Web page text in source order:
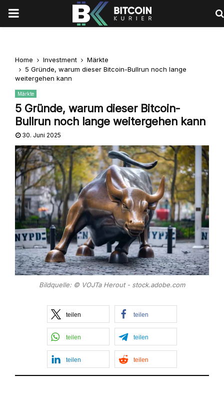
PRIMARY
Home Investment
Märkte
5 Gründe, warum dieser Bitcoin-Bullrun noch lange
weitergehen kann
Märkte
5 Gründe, warum dieser Bitcoin-
Bullrun noch lange weitergehen kann
30. Juni 2025
Bildquelle: © VOJTa Herout - stock.adobe.com
teilen teilen
teilen teilen
teilen teilen